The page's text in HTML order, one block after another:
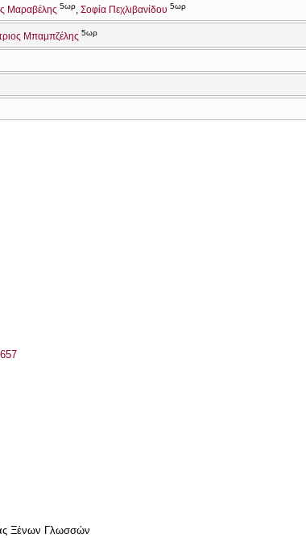
Μαραβέλης 5ωρ Σοφία Πεχλιβανίδου 5ωρ
Μπαμπζέλης 5ωρ
Ξένων Γλωσσών